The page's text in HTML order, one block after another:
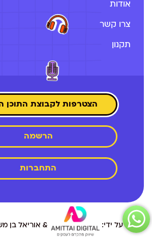
אודות
צרו קשר
תקנון
הצטרפות לקבוצת התוכן
הרשמה
התחברות
פיתוח על ידי: & אוריאל בן